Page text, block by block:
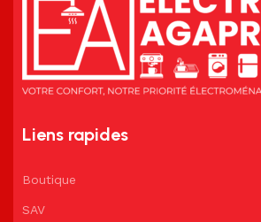
Liens rapides
Boutique
SAV